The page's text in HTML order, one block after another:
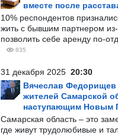
вместе после
10% респондентов
жить с бывшим партнером из-
позволить себе аренду по-
835
31 декабря 2025 20:30
Вячеслав Федорищев
жителей Самарской
наступающим Новым
Самарская область – это
где живут трудолюбивые и